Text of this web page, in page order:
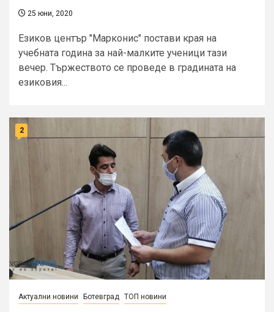
25 юни, 2020
Езиков център "Марконис" постави края на
учебната година за най-малките ученици тази
вечер. Тържеството се проведе в градината на
езиковия...
2
Актуални новини Ботевград ТОП новини